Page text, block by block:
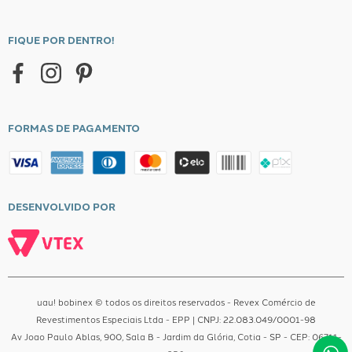
Entrega
Central de Atendimento
FIQUE POR DENTRO!
FORMAS DE PAGAMENTO
DESENVOLVIDO POR
uau! bobinex © todos os direitos reservados - Revex Comércio de
Revestimentos Especiais Ltda - EPP | CNPJ: 22.083.049/0001-98
Av Joao Paulo Ablas, 900, Sala B - Jardim da Glória, Cotia - SP - CEP: 06711-